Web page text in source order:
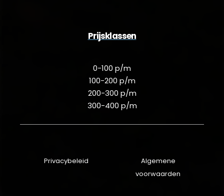
Prijsklassen
0-100 p/m
100-200 p/m
200-300 p/m
300-400 p/m
Privacybeleid
Algemene
voorwaarden